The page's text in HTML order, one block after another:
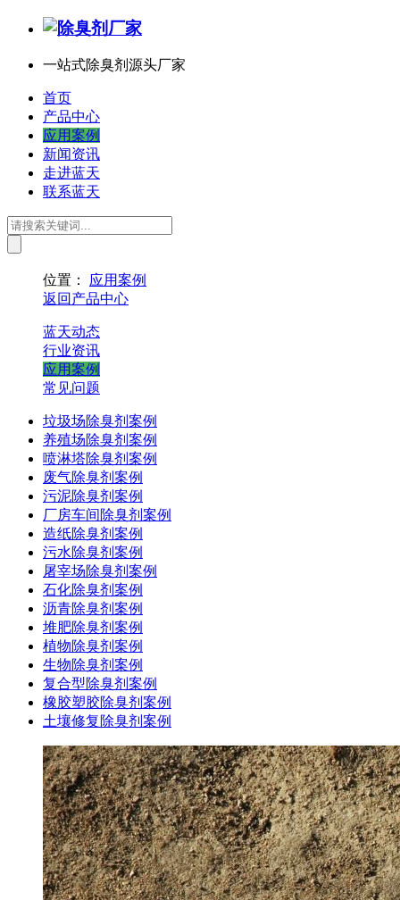
一站式除臭剂源头厂家
首页
产品中心
应用案例
新闻资讯
走进蓝天
联系蓝天
位置： 应用案例
返回产品中心
蓝天动态
行业资讯
应用案例
常见问题
垃圾场除臭剂案例
养殖场除臭剂案例
喷淋塔除臭剂案例
废气除臭剂案例
污泥除臭剂案例
厂房车间除臭剂案例
造纸除臭剂案例
污水除臭剂案例
屠宰场除臭剂案例
石化除臭剂案例
沥青除臭剂案例
堆肥除臭剂案例
植物除臭剂案例
生物除臭剂案例
复合型除臭剂案例
橡胶塑胶除臭剂案例
土壤修复除臭剂案例